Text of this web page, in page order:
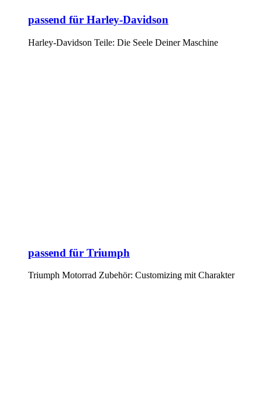
passend für Harley-Davidson
Harley-Davidson Teile: Die Seele Deiner Maschine
passend für Triumph
Triumph Motorrad Zubehör: Customizing mit Charakter